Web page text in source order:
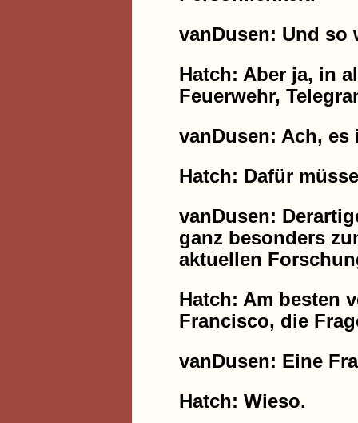
vanDusen: Und so
Hatch: Aber ja, in
Feuerwehr,
vanDusen: Ach,
Hatch: Dafür
vanDusen:
ganz besonders
aktuellen
Hatch: Am besten
Francisco, die
vanDusen: Eine
Hatch: Wieso.